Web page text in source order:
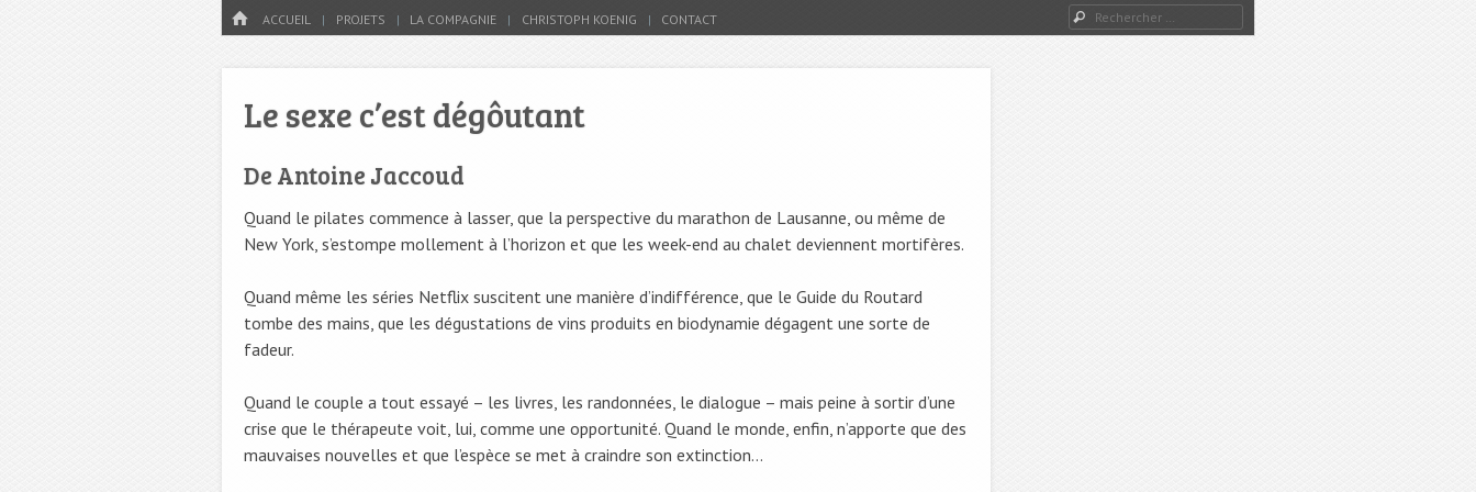
HOME
Menu
PASSER AU CONTENU
ACCUEIL PROJETS LA COMPAGNIE CHRISTOPH KOENIG CONTACT Rechercher
Le sexe c’est dégôutant
De Antoine Jaccoud
Quand le pilates commence à lasser, que la perspective du marathon de Lausanne, ou même de
New York, s’estompe mollement à l’horizon et que les week-end au chalet deviennent mortifères.
Quand même les séries Netflix suscitent une manière d’indifférence, que le Guide du Routard
tombe des mains, que les dégustations de vins produits en biodynamie dégagent une sorte de
fadeur.
Quand le couple a tout essayé – les livres, les randonnées, le dialogue – mais peine à sortir d’une
crise que le thérapeute voit, lui, comme une opportunité. Quand le monde, enfin, n’apporte que des
mauvaises nouvelles et que l’espèce se met à craindre son extinction…